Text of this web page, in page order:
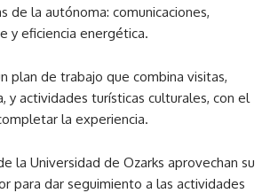
de la autónoma: comunicaciones,
y eficiencia energética.
plan de trabajo que combina visitas,
y actividades turísticas culturales, con el
la experiencia.
la Universidad de Ozarks aprovechan su
para dar seguimiento a las actividades